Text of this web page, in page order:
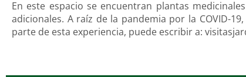
En este espacio se encuentran plantas
adicionales. A raíz de la pandemia por la COVID-
parte de esta experiencia, puede escribir a: